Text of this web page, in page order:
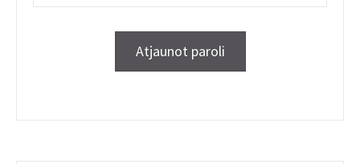
Atjaunot paroli